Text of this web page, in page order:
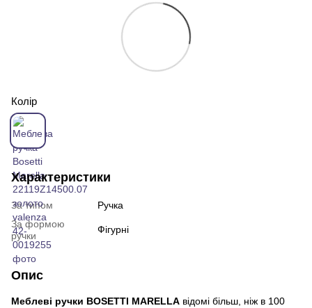
Колір
Характеристики
За типом
Ручка
За формою
ручки
Фігурні
Опис
Меблеві ручки BOSETTI MARELLA відомі більш, ніж в 100